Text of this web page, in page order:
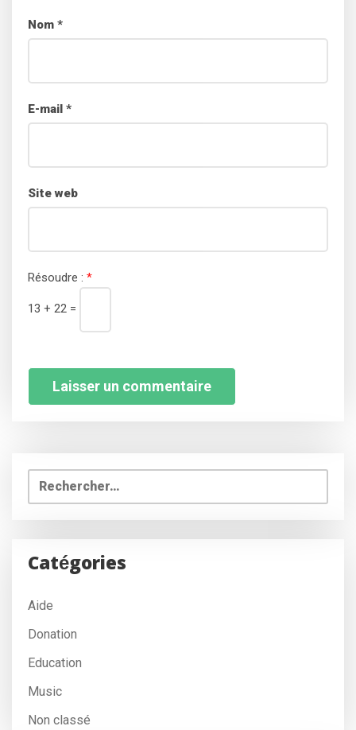
Nom *
E-mail *
Site web
Résoudre : *
13 + 22 =
Rechercher :
Catégories
Aide
Donation
Education
Music
Non classé